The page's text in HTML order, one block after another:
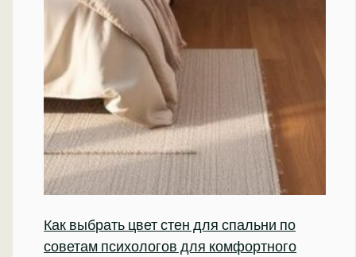
Как выбрать цвет стен для спальни по
советам психологов для комфортного